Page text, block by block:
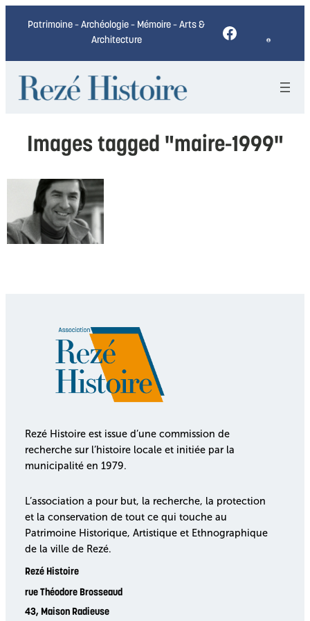
Patrimoine – Archéologie – Mémoire – Arts &
Architecture
Facebook
Images tagged "maire-1999"
Rezé Histoire est issue d’une commission de
recherche sur l’histoire locale et initiée par la
municipalité en 1979.
L’association a pour but, la recherche, la protection
et la conservation de tout ce qui touche au
Patrimoine Historique, Artistique et Ethnographique
de la ville de Rezé.
Rezé Histoire
rue Théodore Brosseaud
43, Maison Radieuse